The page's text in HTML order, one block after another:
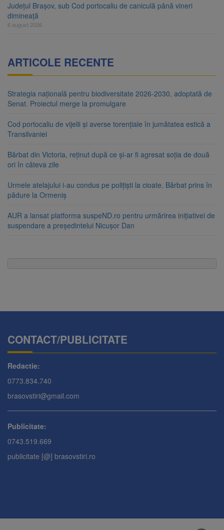
Județul Brașov, sub Cod portocaliu de caniculă până vineri
dimineață
6 august 2026
ARTICOLE RECENTE
Strategia națională pentru biodiversitate 2026-2030, adoptată de
Senat. Proiectul merge la promulgare
Cod portocaliu de vijelii și averse torențiale în jumătatea estică a
Transilvaniei
Bărbat din Victoria, reținut după ce și-ar fi agresat soția de două
ori în câteva zile
Urmele atelajului i-au condus pe polițiști la cioate. Bărbat prins în
pădure la Ormeniș
AUR a lansat platforma suspeND.ro pentru urmărirea inițiativei de
suspendare a președintelui Nicușor Dan
CONTACT/PUBLICITATE
Redactie:
0773.834.740
brasovstiri@gmail.com
Publicitate:
0743.519.669
publicitate [@] brasovstiri.ro